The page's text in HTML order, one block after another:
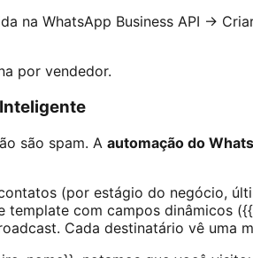
na WhatsApp Business API →
por vendedor.
são spam. A automação do
(por estágio do negócio,
com campos dinâmicos
Cada destinatário vê uma